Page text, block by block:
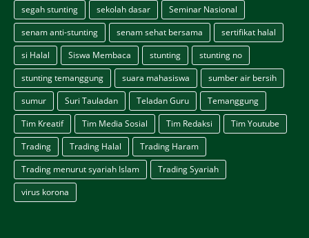
segah stunting
sekolah dasar
Seminar Nasional
senam anti-stunting
senam sehat bersama
sertifikat halal
si Halal
Siswa Membaca stunting
stunting no
stunting temanggung
suara mahasiswa
sumber air bersih
sumur
Suri Tauladan Teladan Guru
Temanggung
Tim Kreatif
Tim Media Sosial Tim Redaksi
Tim Youtube
Trading
Trading Halal
Trading Haram
Trading menurut syariah Islam
Trading Syariah
virus korona